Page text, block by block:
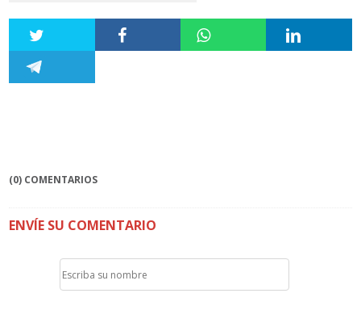
(0) COMENTARIOS
ENVÍE SU COMENTARIO